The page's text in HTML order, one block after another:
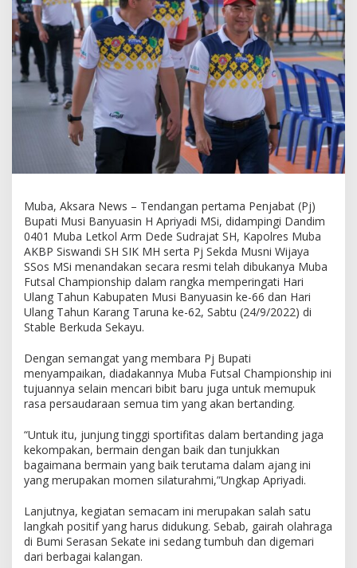
P
u
l
u
h
n
T
i
e
m
i
B
e
l
a
g
a
d
M
u
b
a
u
t
s
a
h
a
m
p
Muba, Aksara News – Tendangan pertama Penjabat (Pj)
Bupati Musi Banyuasin H Apriyadi MSi, didampingi Dandim
0401 Muba Letkol Arm Dede Sudrajat SH, Kapolres Muba
AKBP Siswandi SH SIK MH serta Pj Sekda Musni Wijaya
SSos MSi menandakan secara resmi telah dibukanya Muba
Futsal Championship dalam rangka memperingati Hari
Ulang Tahun Kabupaten Musi Banyuasin ke-66 dan Hari
Ulang Tahun Karang Taruna ke-62, Sabtu (24/9/2022) di
Stable Berkuda Sekayu.
Dengan semangat yang membara Pj Bupati
menyampaikan, diadakannya Muba Futsal Championship ini
tujuannya selain mencari bibit baru juga untuk memupuk
rasa persaudaraan semua tim yang akan bertanding.
“Untuk itu, junjung tinggi sportifitas dalam bertanding jaga
kekompakan, bermain dengan baik dan tunjukkan
bagaimana bermain yang baik terutama dalam ajang ini
yang merupakan momen silaturahmi,”Ungkap Apriyadi.
Lanjutnya, kegiatan semacam ini merupakan salah satu
langkah positif yang harus didukung. Sebab, gairah olahraga
di Bumi Serasan Sekate ini sedang tumbuh dan digemari
dari berbagai kalangan.